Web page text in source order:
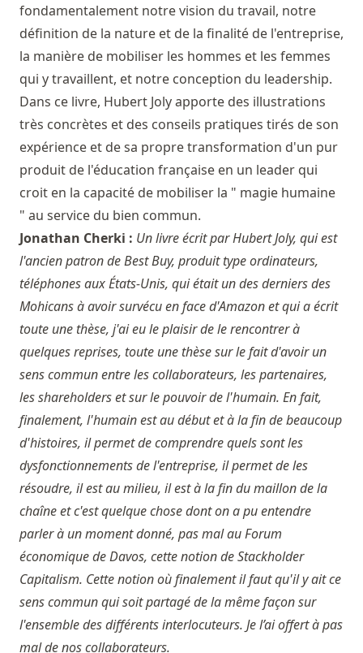
fondamentalement notre vision du travail, notre
définition de la nature et de la finalité de l'entreprise,
la manière de mobiliser les hommes et les femmes
qui y travaillent, et notre conception du leadership.
Dans ce livre, Hubert Joly apporte des illustrations
très concrètes et des conseils pratiques tirés de son
expérience et de sa propre transformation d'un pur
produit de l'éducation française en un leader qui
croit en la capacité de mobiliser la " magie humaine
" au service du bien commun.
Jonathan Cherki : Un livre écrit par Hubert Joly, qui est
l'ancien patron de Best Buy, produit type ordinateurs,
téléphones aux États-Unis, qui était un des derniers des
Mohicans à avoir survécu en face d'Amazon et qui a écrit
toute une thèse, j'ai eu le plaisir de le rencontrer à
quelques reprises, toute une thèse sur le fait d'avoir un
sens commun entre les collaborateurs, les partenaires,
les shareholders et sur le pouvoir de l'humain. En fait,
finalement, l'humain est au début et à la fin de beaucoup
d'histoires, il permet de comprendre quels sont les
dysfonctionnements de l'entreprise, il permet de les
résoudre, il est au milieu, il est à la fin du maillon de la
chaîne et c'est quelque chose dont on a pu entendre
parler à un moment donné, pas mal au Forum
économique de Davos, cette notion de Stackholder
Capitalism. Cette notion où finalement il faut qu'il y ait ce
sens commun qui soit partagé de la même façon sur
l'ensemble des différents interlocuteurs. Je l’ai offert à pas
mal de nos collaborateurs.